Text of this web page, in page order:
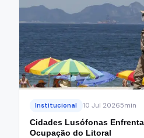
Institucional 10 Jul 20265min
Cidades Lusófonas
Ocupação do Litoral